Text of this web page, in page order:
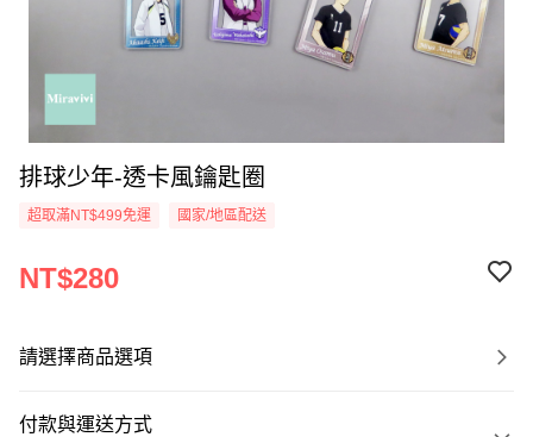
排球少年-透卡風鑰匙圈
超取滿NT$499免運 國家/地區配送
NT$280
請選擇商品選項
付款與運送方式